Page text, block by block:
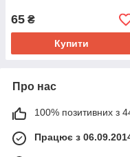
65 ₴
Купити
Про нас
100% позитивних з 44
Працює з